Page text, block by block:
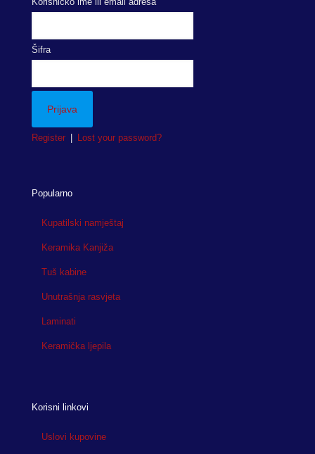
Šifra
Register Lost your password?
Popularno
Kupatilski namještaj
Keramika Kanjiža
Tuš kabine
Unutrašnja rasvjeta
Laminati
Keramička ljepila
Korisni linkovi
Uslovi kupovine